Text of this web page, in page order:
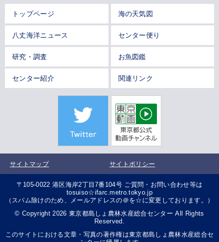
トップページ 海の天気図
八丈海洋ニュース センター便り
研究・調査 お魚図鑑
センター紹介 関連リンク
サイトマップ サイトポリシー
〒105-0022 港区海岸2丁目7番104号 ご質問・お問い合わせ等は
tosuiso☆ifarc.metro.tokyo.jp
（スパム除けのため、メールアドレスの＠を☆に変更しております。）
© Copyright 2026 東京都島しょ農林水産総合センター All Rights
Reserved.
このサイトにおける文章・写真の著作権は東京都島しょ農林水産総合セ